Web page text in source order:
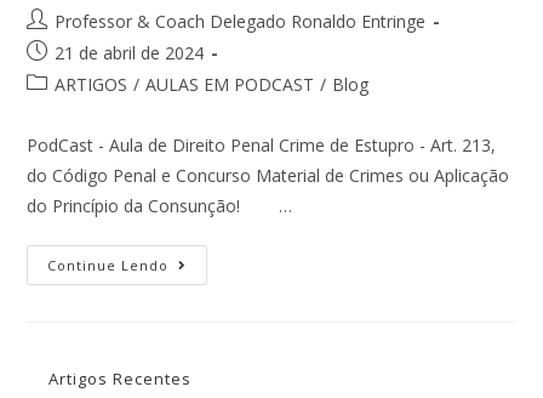
Professor & Coach Delegado Ronaldo Entringe
21 de abril de 2024
ARTIGOS / AULAS EM PODCAST / Blog
PodCast - Aula de Direito Penal Crime de Estupro - Art. 213,
do Código Penal e Concurso Material de Crimes ou Aplicação
do Princípio da Consunção! …
Continue Lendo
Artigos Recentes